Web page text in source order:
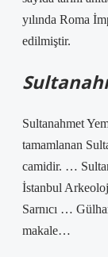
yılında Roma
edilmiştir.
Sultanahmet
tamamlanan
camidir. …
İstanbul
Sarnıcı …
makale…